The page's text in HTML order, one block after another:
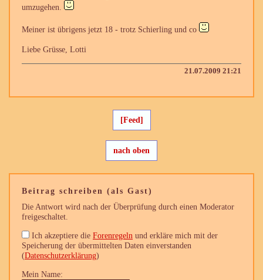
umzugehen.
Meiner ist übrigens jetzt 18 - trotz Schierling und co
Liebe Grüsse, Lotti
21.07.2009 21:21
[Feed]
nach oben
Beitrag schreiben (als Gast)
Die Antwort wird nach der Überprüfung durch einen Moderator
freigeschaltet.
Ich akzeptiere die Forenregeln und erkläre mich mit der
Speicherung der übermittelten Daten einverstanden
(Datenschutzerklärung)
Mein Name: